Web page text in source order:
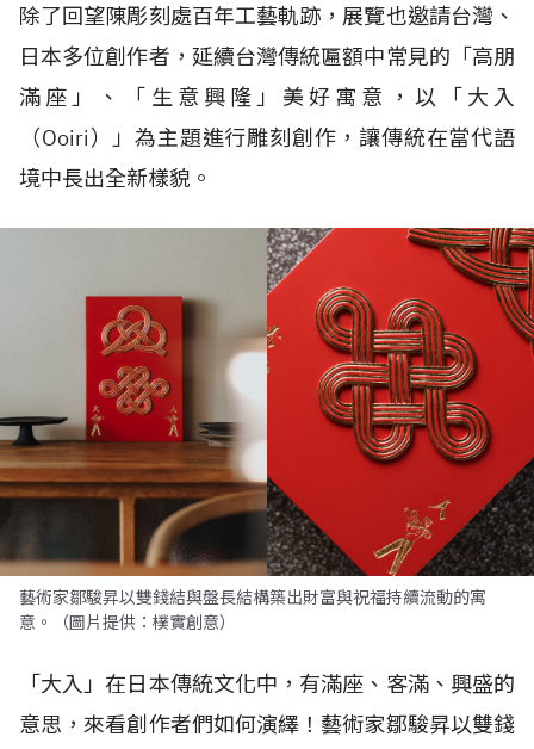
除了回望陳彫刻處百年工藝軌跡，展覽也邀請台灣、
日本多位創作者，延續台灣傳統匾額中常見的「高朋
滿座」、「生意興隆」美好寓意，以「大入
（Ooiri）」為主題進行雕刻創作，讓傳統在當代語
境中長出全新樣貌。
藝術家鄒駿昇以雙錢結與盤長結構築出財富與祝福持續流動的寓
意。（圖片提供：樸實創意）
「大入」在日本傳統文化中，有滿座、客滿、興盛的
意思，來看創作者們如何演繹！藝術家鄒駿昇以雙錢